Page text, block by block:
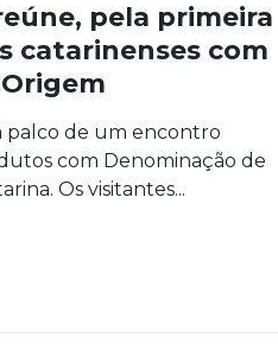
pela primeira
catarinenses com
palco de um encontro
com Denominação de
Os visitantes...